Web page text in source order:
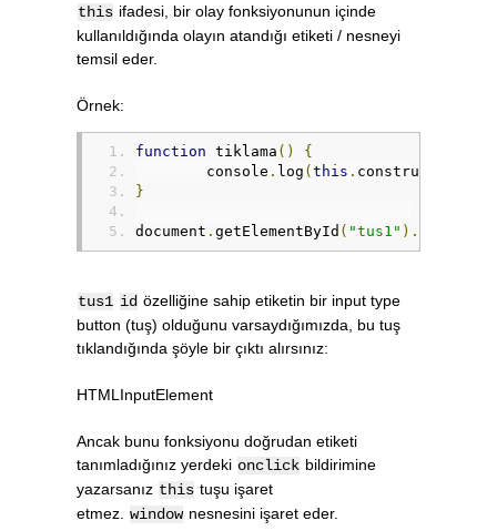
this ifadesi, bir olay fonksiyonunun içinde
kullanıldığında olayın atandığı etiketi / nesneyi
temsil eder.
Örnek:
function tiklama ()
{
	console
. log (this . constructor
}
document . getElementById ( "tus1" ).
tus1 id özelliğine sahip etiketin bir input type
button (tuş) olduğunu varsaydığımızda, bu tuş
tıklandığında şöyle bir çıktı alırsınız:
HTMLInputElement
Ancak bunu fonksiyonu doğrudan etiketi
tanımladığınız yerdeki onclick bildirimine
yazarsanız this tuşu işaret
etmez. window nesnesini işaret eder.